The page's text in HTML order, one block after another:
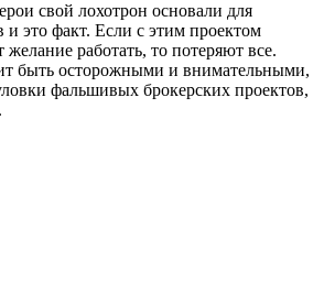
свой лохотрон основали для
и это факт. Если с этим проектом
желание работать, то потеряют все.
быть осторожными и внимательными,
фальшивых брокерских проектов,